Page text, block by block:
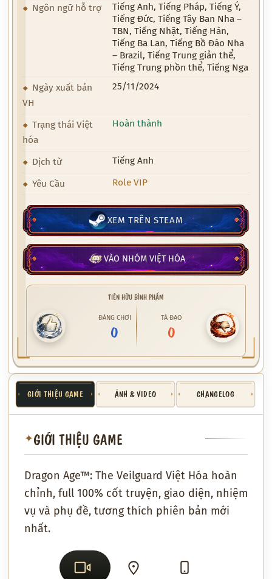
Ngôn ngữ hỗ trợ
Tiếng Anh, Tiếng Pháp, Tiếng Ý,
Tiếng Đức, Tiếng Tây Ban Nha –
TBN, Tiếng Nhật, Tiếng Hàn,
Tiếng Ba Lan, Tiếng Bồ Đào Nha
– Brazil, Tiếng Trung giản thể,
Tiếng Trung phồn thể, Tiếng Nga
Ngày xuất bản
VH
25/11/2024
Trạng thái Việt
hóa
Hoàn thành
Dịch từ Tiếng Anh
Yêu Cầu Role VIP
XEM TRÊN STEAM
VÀO NHÓM VIỆT HÓA
TIÊN HỮU BÌNH PHẨM
ĐÁNG CHƠI
0
TÀ ĐẠO
0
GIỚI THIỆU GAME ẢNH & VIDEO CHANGELOG
✦GIỚI THIỆU GAME
Dragon Age™: The Veilguard Việt Hóa hoàn
chỉnh, full 100% cốt truyện, giao diện, nhiệm
vụ và phụ đề, tương thích phiên bản mới
nhất.